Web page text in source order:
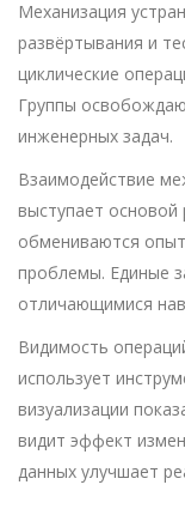
Механизация
развёртывания и
циклические
Группы
инженерных задач.
Взаимодействие
выступает основой
обмениваются
проблемы. Единые
отличающимися
Видимость
использует
визуализации
видит эффект
данных улучшает